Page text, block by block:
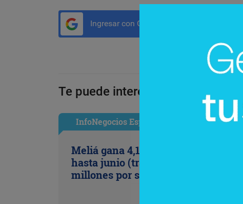
Ingresar con Google
Te puede interesar:
InfoNegocios España
Meliá gana 4,1 millones de euros
hasta junio (tras provisionar 79,4
millones por su salida de Cuba)